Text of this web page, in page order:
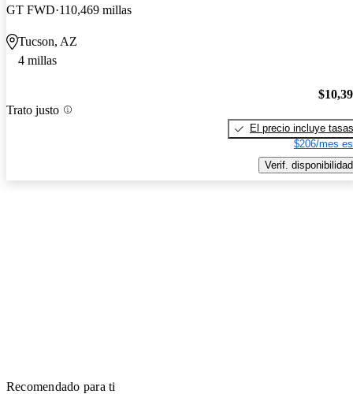
GT FWD 110,469 millas
Tucson, AZ
4 millas
Trato justo
El precio incluye tasas
$206/mes
Verif. disponibilidad
Recomendado para ti